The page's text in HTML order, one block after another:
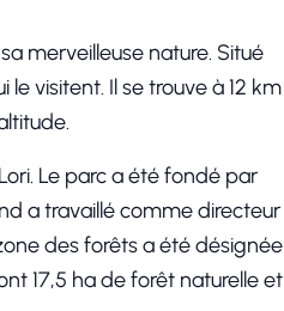
merveilleuse nature. Situé
visitent. Il se trouve à 12 km
Le parc a été fondé par
a travaillé comme directeur
des forêts a été désignée
17,5 ha de forêt naturelle et